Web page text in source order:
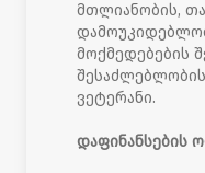
მთლიანობის,
მოქმედებების
ვეტერანი.
დაფინანსების